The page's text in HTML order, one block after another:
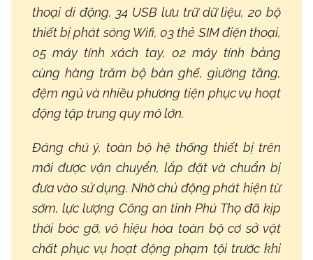
thoại di động, 34 USB lưu trữ dữ liệu, 20 bộ
thiết bị phát sóng Wifi, 03 thẻ SIM điện thoại,
05 máy tính xách tay, 02 máy tính bảng
cùng hàng trăm bộ bàn ghế, giường tầng,
đệm ngủ và nhiều phương tiện phục vụ hoạt
động tập trung quy mô lớn.
Đáng chú ý, toàn bộ hệ thống thiết bị trên
mới được vận chuyển, lắp đặt và chuẩn bị
đưa vào sử dụng. Nhờ chủ động phát hiện từ
sớm, lực lượng Công an tỉnh Phú Thọ đã kịp
thời bóc gỡ, vô hiệu hóa toàn bộ cơ sở vật
chất phục vụ hoạt động phạm tội trước khi